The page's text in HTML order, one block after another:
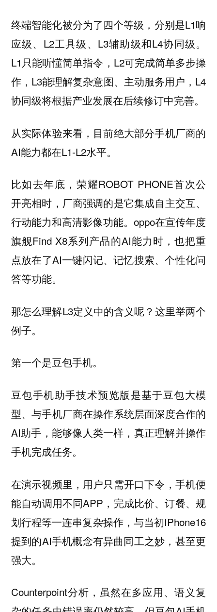
终端智能化被分为了四个等级，分别是L1响
应级、L2工具级、L3辅助级和L4协同级。
L1只能听懂简单指令，L2可完成简单多步操
作，L3能理解复杂意图、主动服务用户，L4
协同级将根据产业发展在后续修订中完善。
从实际体验来看，目前绝大部分手机厂商的
AI能力都在L1-L2水平。
比如去年底，荣耀ROBOT PHONE首次公
开亮相时，厂商强调的是它集成自主交互、
行动能力和高清影像功能。oppo在宣传年度
旗舰Find X8系列产品的AI能力时，也把重
点放在了AI一键闪记、记忆搜索、个性化问
答等功能。
那怎么理解L3定义中的含义呢？这里举两个
例子。
第一个是豆包手机。
豆包手机助手技术预览版是基于豆包大模
型、与手机厂商在操作系统层面深度合作的
AI助手，能够像人类一样，真正理解并操作
手机完成任务。
在演示视频里，用户只需开口下令，手机便
能自动调用不同APP，完成比价、订餐、规
划行程等一连串复杂操作，与当初IPhone16
提到的AI手机概念有异曲同工之妙，甚至更
强大。
Counterpoint分析，虽然在多应用、语义复